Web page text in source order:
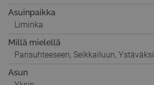
Asuinpaikka
Liminka
Millä mielellä
Parisuhteeseen, Seikkailuun, Ystäväksi
Asun